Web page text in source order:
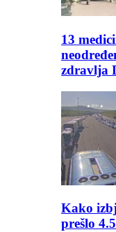
13
zdravlja
Kako
prešlo